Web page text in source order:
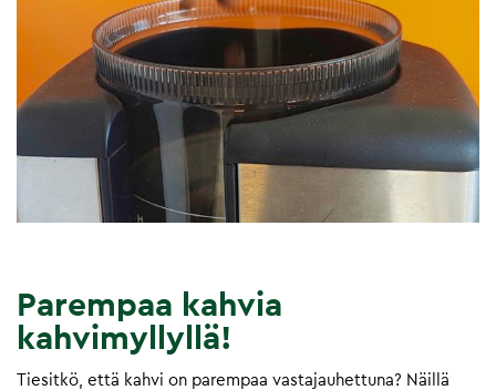
Parempaa kahvia
kahvimyllyllä!
Tiesitkö, että kahvi on parempaa vastajauhettuna? Näillä